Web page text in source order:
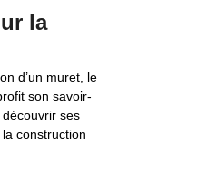
la
d’un muret, le
son savoir-
ses
construction